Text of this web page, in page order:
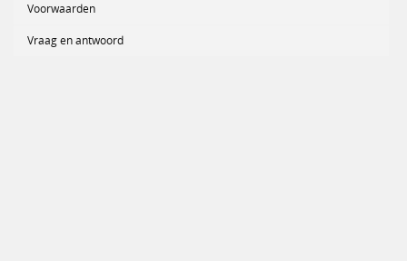
Voorwaarden
Vraag en antwoord